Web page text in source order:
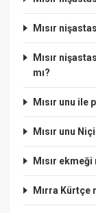
Mısır
Mısır
mı?
Mısır unu ile
Mısır unu
Mısır
Mırra Kürtçe